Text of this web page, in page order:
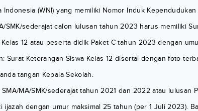
Indonesia (WNI) yang memiliki Nomor Induk Kependudukan
SMK/sederajat calon lulusan tahun 2023 harus memiliki
Kelas 12 atau peserta didik Paket C tahun 2023 dengan
Surat Keterangan Siswa Kelas 12 disertai dengan foto
tangan Kepala Sekolah.
MA/SMK/sederajat tahun 2021 dan 2022 atau lulusan
ijazah dengan umur maksimal 25 tahun (per 1 Juli 2023).